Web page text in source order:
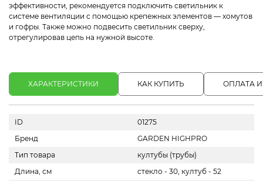
эффективности, рекомендуется подключить светильник к
системе вентиляции с помощью крепежных элементов — хомутов
и гофры. Также можно подвесить светильник сверху,
отрегулировав цепь на нужной высоте.
ХАРАКТЕРИСТИКИ КАК КУПИТЬ ОПЛАТА
ID
01275
Бренд
GARDEN HIGHPRO
Тип товара
култубы (трубы)
Длина, см
стекло - 30, култуб - 52